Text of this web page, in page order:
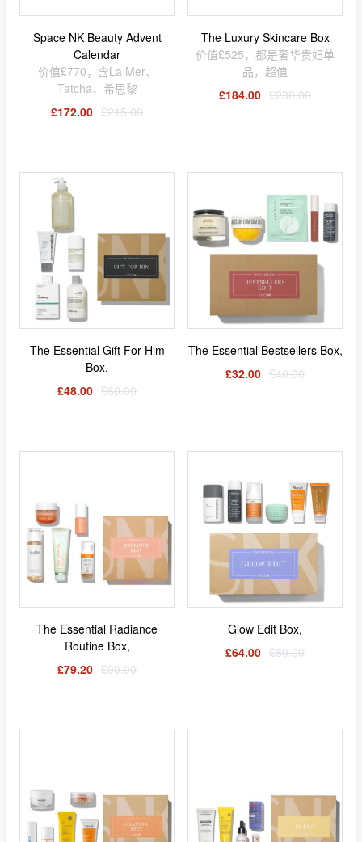
Space NK Beauty Advent
Calendar
价值£770，含La Mer、
Tatcha、希思黎
£172.00 £215.00
The Luxury Skincare Box
价值£525，都是奢华贵妇单
品，超值
£184.00 £230.00
The Essential Gift For Him
Box,
£48.00 £60.00
The Essential Bestsellers Box,
£32.00 £40.00
The Essential Radiance
Routine Box,
£79.20 £99.00
Glow Edit Box,
£64.00 £80.00